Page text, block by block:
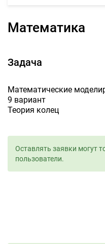
Математика
Задача
Математические
9 вариант
Теория колец
Оставлять заявки могут
пользователи.